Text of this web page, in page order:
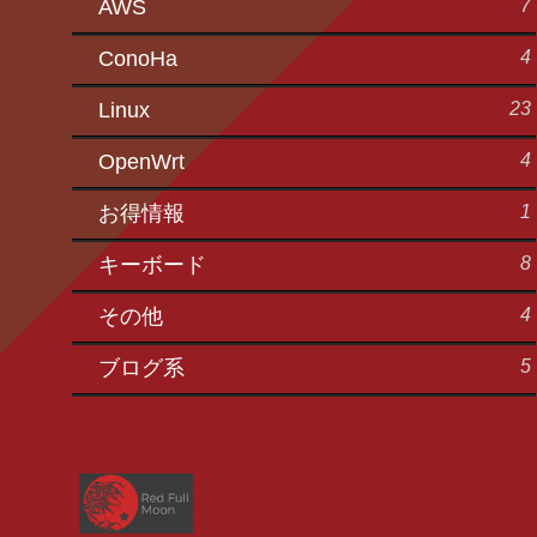
AWS 7
ConoHa 4
Linux 23
OpenWrt 4
お得情報 1
キーボード 8
その他 4
ブログ系 5